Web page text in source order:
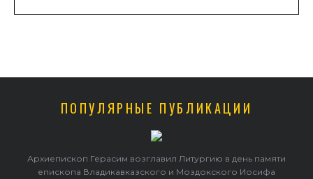
ПОПУЛЯРНЫЕ ПУБЛИКАЦИИ
Архиепископ Герасим возглавил Литургию в день памяти
епископа Владикавказского и Моздокского Иосифа